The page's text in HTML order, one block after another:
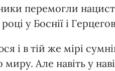
перемогли
у Боснії і
і в тій же мірі
миру. Але навіть у